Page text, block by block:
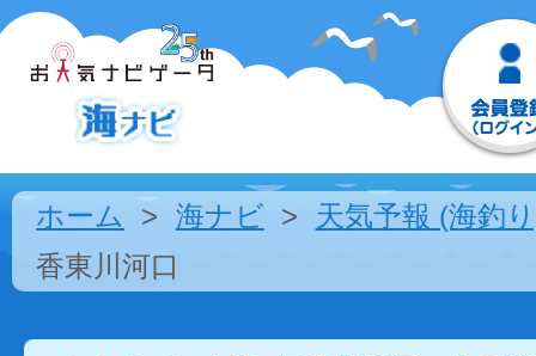
ホーム 海ナビ
天気予報 (海釣
香東川河口